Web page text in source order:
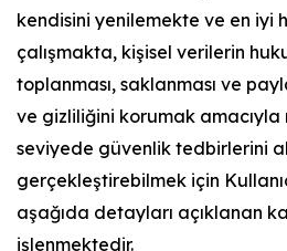
kendisini yenilemekte ve en iyi
çalışmakta, kişisel verilerin
toplanması, saklanması ve
ve gizliliğini korumak amacıyla
seviyede güvenlik tedbirlerini
gerçekleştirebilmek için
aşağıda detayları açıklanan
işlenmektedir.